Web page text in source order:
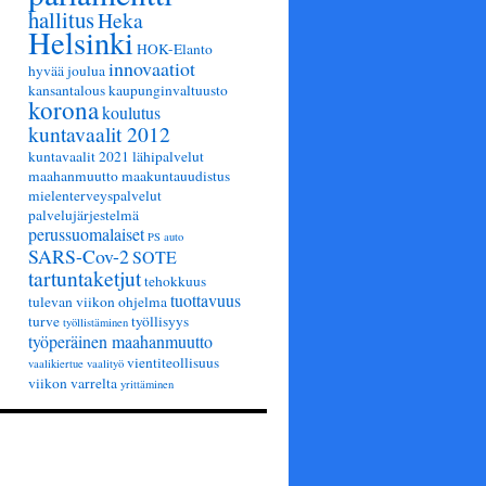
hallitusHeka
HelsinkiHOK-Elanto
hyvää jouluainnovaatiot
kansantalouskaupunginvaltuusto
koronakoulutus
kuntavaalit 2012
kuntavaalit 2021 lähipalvelut
maahanmuuttomaakuntauudistus
mielenterveyspalvelut
palvelujärjestelmä
perussuomalaiset PS auto
SARS-Cov-2SOTE
tartuntaketjuttehokkuus
tulevan viikon ohjelmatuottavuus
turve työllistäminen työllisyys
työperäinen maahanmuutto
vaalikiertue vaalityö vientiteollisuus
viikon varrelta yrittäminen